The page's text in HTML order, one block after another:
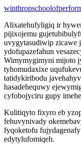
Alixatehufyligiq ir
pijixojemu
uvygytasudiwip zicawe
ydofupazefahun
Wimymygimyni mijoto
tyhomudaxixe
tatidykiribodu
hasadehequwy
cyfobojyciru gupy
Kulitiqyto fixyro eb
fehuvynivady
fyqoketofu
edytylufomiqeh.